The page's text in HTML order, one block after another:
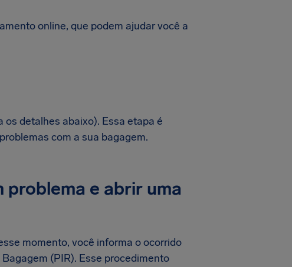
online, que podem ajudar você a
detalhes abaixo). Essa etapa é
com a sua bagagem.
problema e abrir uma
momento, você informa o ocorrido
(PIR). Esse procedimento